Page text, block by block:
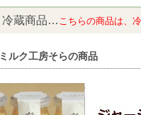
冷蔵商品… こちらの商品は、
ミルク工房そらの商品